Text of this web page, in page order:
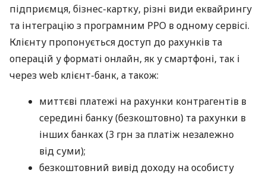
підприємця, бізнес-картку, різні види еквайрингу
та інтеграцію з програмним РРО в одному сервісі.
Клієнту пропонується доступ до рахунків та
операцій у форматі онлайн, як у смартфоні, так і
через web клієнт-банк, а також:
миттєві платежі на рахунки контрагентів в
середині банку (безкоштовно) та рахунки в
інших банках (3 грн за платіж незалежно
від суми);
безкоштовний вивід доходу на особисту